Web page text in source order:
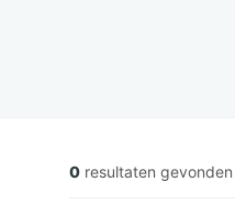
0 resultaten gevonden